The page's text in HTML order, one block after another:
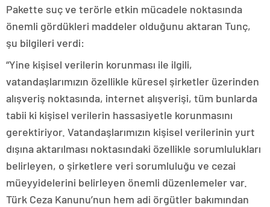
Pakette suç ve terörle etkin mücadele noktasında
önemli gördükleri maddeler olduğunu aktaran Tunç,
şu bilgileri verdi:
“Yine kişisel verilerin korunması ile ilgili,
vatandaşlarımızın özellikle küresel şirketler üzerinden
alışveriş noktasında, internet alışverişi, tüm bunlarda
tabii ki kişisel verilerin hassasiyetle korunmasını
gerektiriyor. Vatandaşlarımızın kişisel verilerinin yurt
dışına aktarılması noktasındaki özellikle sorumlulukları
belirleyen, o şirketlere veri sorumluluğu ve cezai
müeyyidelerini belirleyen önemli düzenlemeler var.
Türk Ceza Kanunu’nun hem adi örgütler bakımından